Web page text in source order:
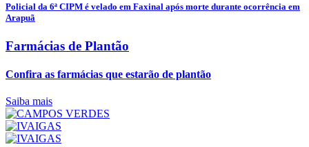
Policial da 6ª CIPM é velado em Faxinal após morte durante ocorrência em
Arapuã
Farmácias de Plantão
Confira as farmácias que estarão de plantão
Saiba mais